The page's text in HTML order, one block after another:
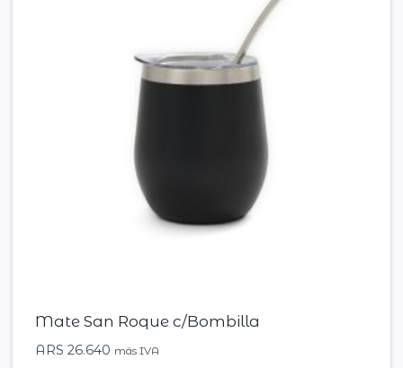
Mate San Roque c/Bombilla
ARS 26.640 más IVA